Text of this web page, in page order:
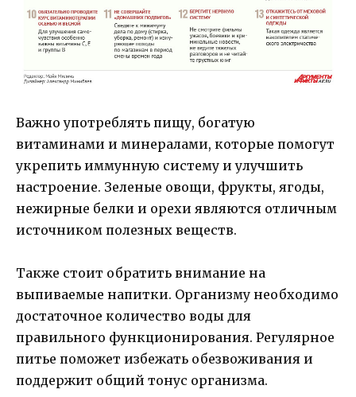
Важно употреблять пищу, богатую
витаминами и минералами, которые помогут
укрепить иммунную систему и улучшить
настроение. Зеленые овощи, фрукты, ягоды,
нежирные белки и орехи являются отличным
источником полезных веществ.
Также стоит обратить внимание на
выпиваемые напитки. Организму необходимо
достаточное количество воды для
правильного функционирования. Регулярное
питье поможет избежать обезвоживания и
поддержит общий тонус организма.